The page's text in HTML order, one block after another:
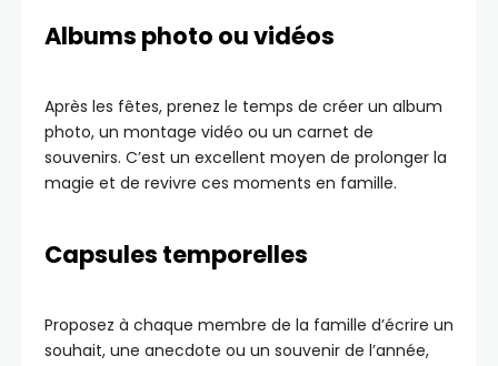
Albums photo ou vidéos
Après les fêtes, prenez le temps de créer un album
photo, un montage vidéo ou un carnet de
souvenirs. C’est un excellent moyen de prolonger la
magie et de revivre ces moments en famille.
Capsules temporelles
Proposez à chaque membre de la famille d’écrire un
souhait, une anecdote ou un souvenir de l’année,